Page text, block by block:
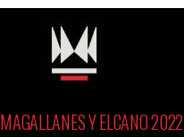
Y ELCANO 2022